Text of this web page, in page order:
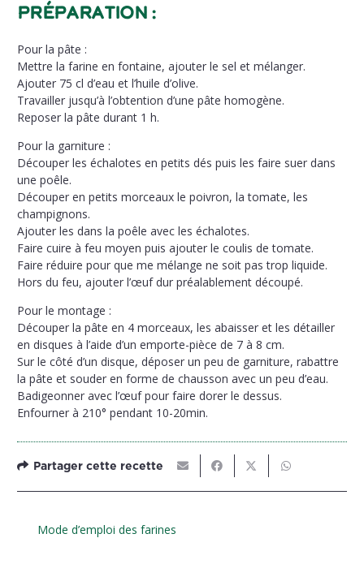
Préparation :
Pour la pâte :
Mettre la farine en fontaine, ajouter le sel et mélanger.
Ajouter 75 cl d’eau et l’huile d’olive.
Travailler jusqu’à l’obtention d’une pâte homogène.
Reposer la pâte durant 1 h.
Pour la garniture :
Découper les échalotes en petits dés puis les faire suer dans
une poêle.
Découper en petits morceaux le poivron, la tomate, les
champignons.
Ajouter les dans la poêle avec les échalotes.
Faire cuire à feu moyen puis ajouter le coulis de tomate.
Faire réduire pour que me mélange ne soit pas trop liquide.
Hors du feu, ajouter l’œuf dur préalablement découpé.
Pour le montage :
Découper la pâte en 4 morceaux, les abaisser et les détailler
en disques à l’aide d’un emporte-pièce de 7 à 8 cm.
Sur le côté d’un disque, déposer un peu de garniture, rabattre
la pâte et souder en forme de chausson avec un peu d’eau.
Badigeonner avec l’œuf pour faire dorer le dessus.
Enfourner à 210° pendant 10-20min.
Partager cette recette
Mode d’emploi des farines